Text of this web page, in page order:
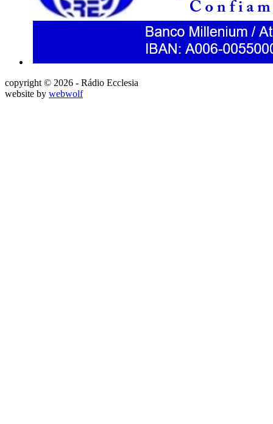
copyright © 2026 - Rádio Ecclesia
website by webwolf